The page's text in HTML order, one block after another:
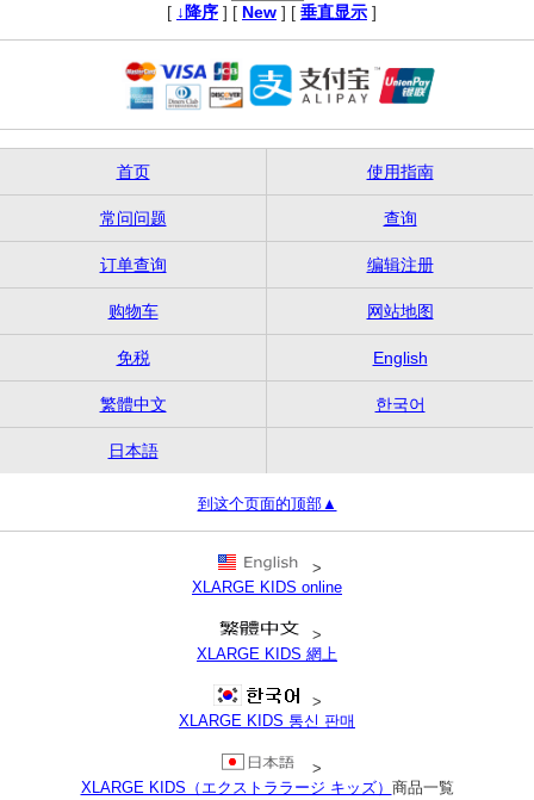
[ ↓降序 ] [ New ] [ 垂直显示 ]
首页 使用指南
常问问题 查询
订单查询 编辑注册
购物车 网站地图
免税 English
繁體中文 한국어
日本語
到这个页面的顶部▲
>
XLARGE KIDS online
>
XLARGE KIDS 網上
>
XLARGE KIDS 통신 판매
>
XLARGE KIDS（エクストララージ キッズ） 商品一覧